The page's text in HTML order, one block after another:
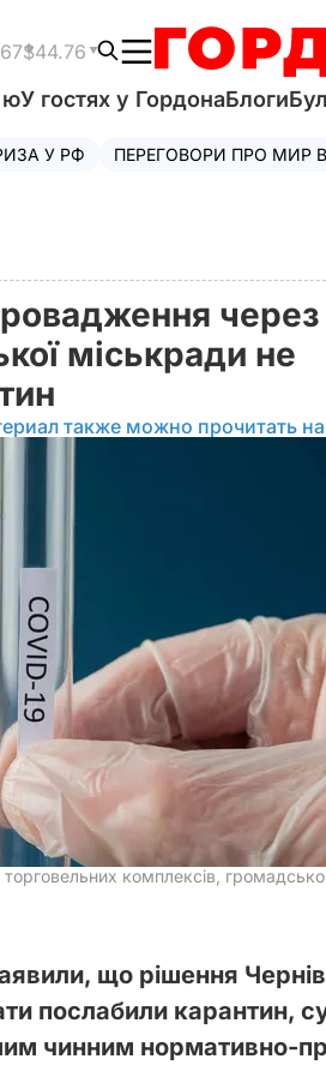
$44.76
У гостях у ГордонаБлоги
У РФ ПЕРЕГОВОРИ ПРО МИР В
через
міськради не
также можно прочитать
комплексів,
що рішення
послабили карантин,
чинним нормативно-